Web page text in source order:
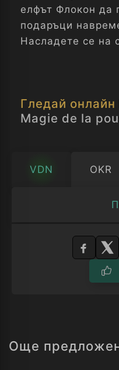
елфът Флокон да
подаръци
Насладете се на
Гледай онлайн
Magie de la
VDN OKR
Изберете
Още